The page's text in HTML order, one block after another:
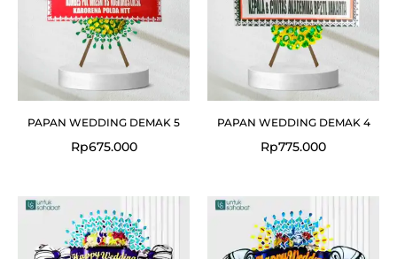
PAPAN WEDDING DEMAK 5
Rp675.000
PAPAN WEDDING DEMAK 4
Rp775.000